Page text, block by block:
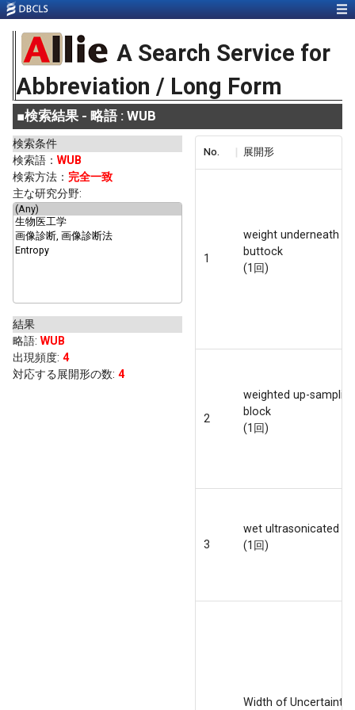
A Search Service for
Abbreviation / Long Form
■検索結果 - 略語 : WUB
検索条件
検索語： WUB
検索方法： 完全一致
主な研究分野:
結果
略語: WUB
出現頻度: 4
対応する展開形の数: 4
No. 展開形
1
weight underneath
buttock
(1回)
2
weighted up-
block
(1回)
3
wet ultrasonicated
(1回)
Width of Uncertainty